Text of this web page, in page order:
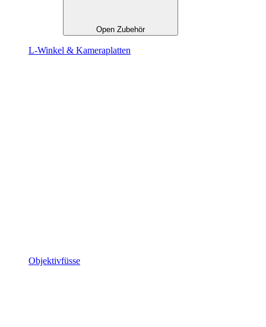
Open Zubehör
L-Winkel & Kameraplatten
Objektivfüsse